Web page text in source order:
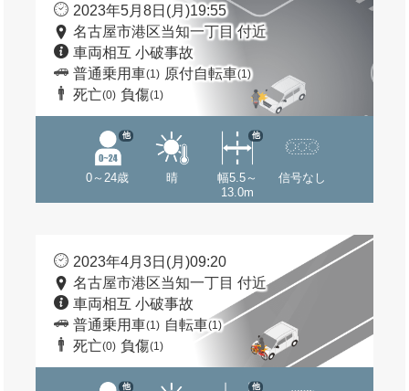
2023年5月8日(月)19:55
名古屋市港区当知一丁目 付近
車両相互 小破事故
普通乗用車(1) 原付自転車(1)
死亡(0) 負傷(1)
0～24歳
他
晴
幅5.5～
13.0m
他
信号なし
2023年4月3日(月)09:20
名古屋市港区当知一丁目 付近
車両相互 小破事故
普通乗用車(1) 自転車(1)
死亡(0) 負傷(1)
他 他